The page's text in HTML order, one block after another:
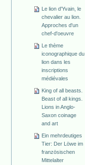
Le lion d'Yvain, le
chevalier au lion.
Approches d'un
chef-d'oeuvre
Le thème
iconographique du
lion dans les
inscriptions
médiévales
King of all beasts.
Beast of all kings.
Lions in Anglo-
Saxon coinage
and art
Ein mehrdeutiges
Tier: Der Löwe im
französischen
Mittelalter